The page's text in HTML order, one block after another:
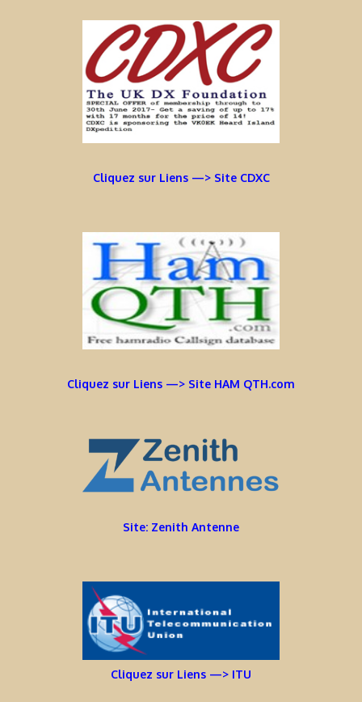
Cliquez sur Liens —> Site CDXC
Cliquez sur Liens —> Site HAM QTH.com
Site: Zenith Antenne
Cliquez sur Liens —> ITU